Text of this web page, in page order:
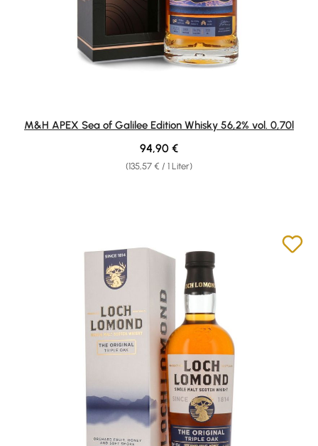
M&H APEX Sea of Galilee Edition Whisky 56,2% vol. 0,70l
(135,57 € / 1 Liter)
Regulärer Preis:
94,90 €